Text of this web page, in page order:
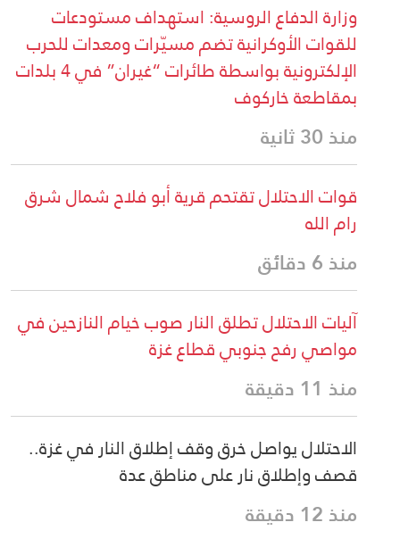
وزارة الدفاع الروسية: استهداف مستودعات
للقوات الأوكرانية تضم مسيّرات ومعدات للحرب
الإلكترونية بواسطة طائرات “غيران” في 4 بلدات
بمقاطعة خاركوف
قوات الاحتلال تقتحم قرية أبو فلاح شمال شرق
رام الله
آليات الاحتلال تطلق النار صوب خيام النازحين في
مواصي رفح جنوبي قطاع غزة
الاحتلال يواصل خرق وقف إطلاق النار في غزة..
قصف وإطلاق نار على مناطق عدة